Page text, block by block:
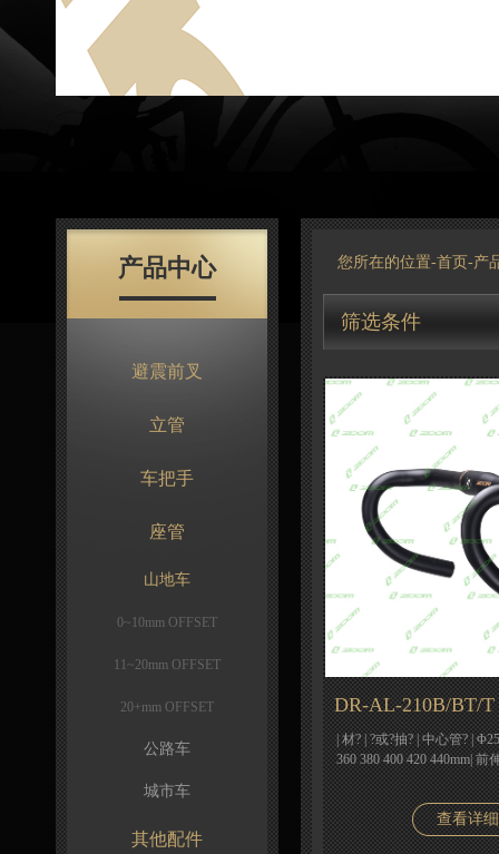
产品中心
避震前叉
立管
车把手
座管
山地车
0~10mm OFFSET
11~20mm OFFSET
20+mm OFFSET
公路车
城市车
其他配件
您所在的位置-首页 -产
筛选条件
DR-AL-210B/BT/T
| 材? | ?或?抽? | 中心管? |
360 380 400 420 440mm| 前
查看详细